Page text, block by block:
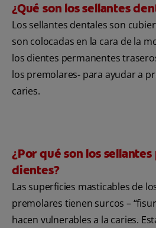
¿Qué son los sellantes
Los sellantes dentales son
son colocadas en la cara de la
los dientes permanentes
los premolares- para ayudar a
caries.
¿Por qué son los
dientes?
Las superficies masticables de
premolares tienen surcos –
hacen vulnerables a la caries.